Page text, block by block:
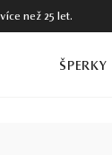
než 25 let.